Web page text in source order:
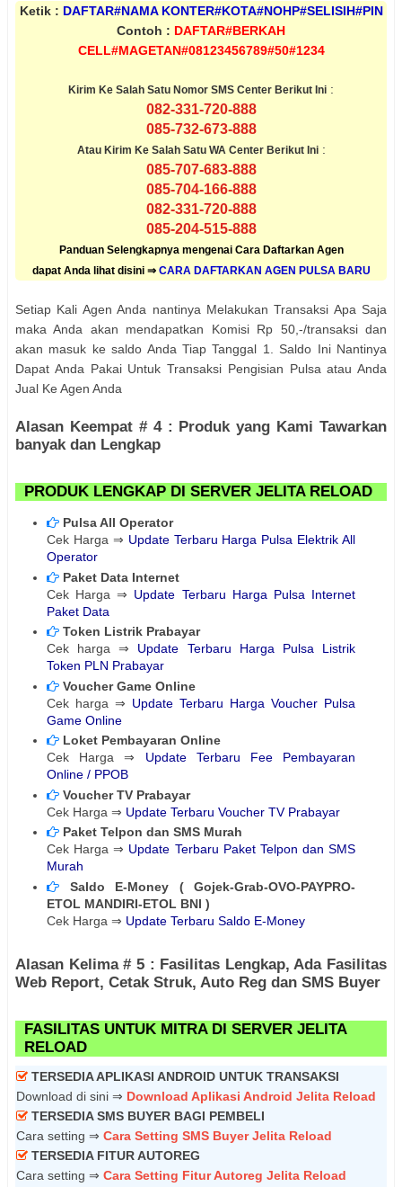
Ketik : DAFTAR#NAMA KONTER#KOTA#NOHP#SELISIH#PIN
Contoh : DAFTAR#BERKAH
CELL#MAGETAN#08123456789#50#1234
Kirim Ke Salah Satu Nomor SMS Center Berikut Ini :
082-331-720-888
085-732-673-888
Atau Kirim Ke Salah Satu WA Center Berikut Ini:
085-707-683-888
085-704-166-888
082-331-720-888
085-204-515-888
Panduan Selengkapnya mengenai Cara Daftarkan Agen
dapat Anda lihat disini ⇒ CARA DAFTARKAN AGEN PULSA BARU
Setiap Kali Agen Anda nantinya Melakukan Transaksi Apa Saja
maka Anda akan mendapatkan Komisi Rp 50,-/transaksi dan
akan masuk ke saldo Anda Tiap Tanggal 1. Saldo Ini Nantinya
Dapat Anda Pakai Untuk Transaksi Pengisian Pulsa atau Anda
Jual Ke Agen Anda
Alasan Keempat # 4 : Produk yang Kami Tawarkan
banyak dan Lengkap
PRODUK LENGKAP DI SERVER JELITA RELOAD
Pulsa All Operator
Cek Harga ⇒ Update Terbaru Harga Pulsa Elektrik All
Operator
Paket Data Internet
Cek Harga ⇒ Update Terbaru Harga Pulsa Internet
Paket Data
Token Listrik Prabayar
Cek harga ⇒ Update Terbaru Harga Pulsa Listrik
Token PLN Prabayar
Voucher Game Online
Cek harga ⇒ Update Terbaru Harga Voucher Pulsa
Game Online
Loket Pembayaran Online
Cek Harga ⇒ Update Terbaru Fee Pembayaran
Online / PPOB
Voucher TV Prabayar
Cek Harga ⇒ Update Terbaru Voucher TV Prabayar
Paket Telpon dan SMS Murah
Cek Harga ⇒ Update Terbaru Paket Telpon dan SMS
Murah
Saldo E-Money ( Gojek-Grab-OVO-PAYPRO-
ETOL MANDIRI-ETOL BNI )
Cek Harga ⇒ Update Terbaru Saldo E-Money
Alasan Kelima # 5 : Fasilitas Lengkap, Ada Fasilitas
Web Report, Cetak Struk, Auto Reg dan SMS Buyer
FASILITAS UNTUK MITRA DI SERVER JELITA
RELOAD
TERSEDIA APLIKASI ANDROID UNTUK TRANSAKSI
Download di sini ⇒ Download Aplikasi Android Jelita Reload
TERSEDIA SMS BUYER BAGI PEMBELI
Cara setting ⇒ Cara Setting SMS Buyer Jelita Reload
TERSEDIA FITUR AUTOREG
Cara setting ⇒ Cara Setting Fitur Autoreg Jelita Reload